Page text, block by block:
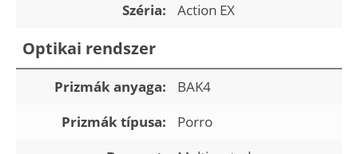
Széria:
Action EX
Optikai rendszer
Prizmák anyaga:
BAK4
Prizmák típusa:
Porro